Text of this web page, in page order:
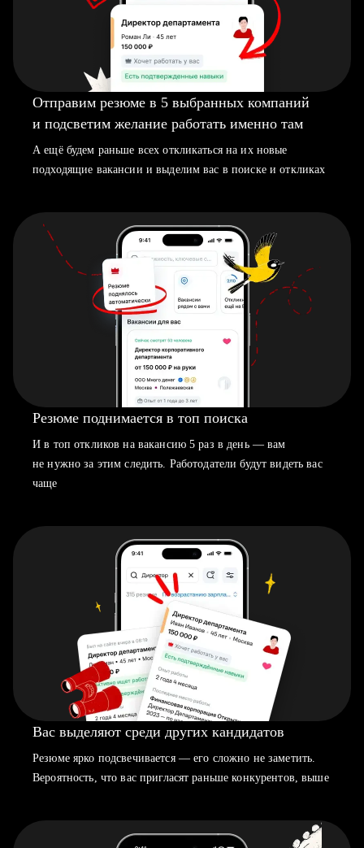
Отправим резюме в 5 выбранных компаний
и подсветим желание работать именно там
А ещё будем раньше всех откликаться на их новые
подходящие вакансии и выделим вас в поиске и откликах
Резюме поднимается в топ поиска
И в топ откликов на вакансию 5 раз в день — вам
не нужно за этим следить. Работодатели будут видеть вас
чаще
Вас выделяют среди других кандидатов
Резюме ярко подсвечивается — его сложно не заметить.
Вероятность, что вас пригласят раньше конкурентов, выше